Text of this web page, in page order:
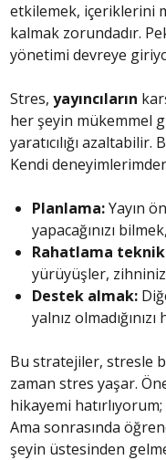
etkilemek, içeriklerini
kalmak zorundadır.
yönetimi devreye
Stres, yayıncıların
her şeyin mükemmel
yaratıcılığı
Kendi
Planlama:Yayın
yapacağınızı
Rahatlama
yürüyüşler,
Destek almak:
yalnız
Bu stratejiler, stresle
zaman stres yaşar.
hikayemi
Ama sonrasında
şeyin üstesinden